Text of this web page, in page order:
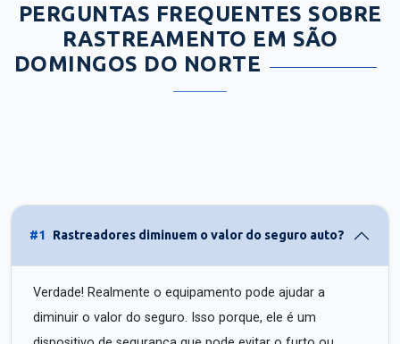
PERGUNTAS FREQUENTES SOBRE
RASTREAMENTO EM SÃO
DOMINGOS DO NORTE
#1 Rastreadores diminuem o valor do seguro auto?
Verdade! Realmente o equipamento pode ajudar a
diminuir o valor do seguro. Isso porque, ele é um